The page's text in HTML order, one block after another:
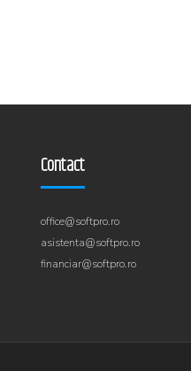
Contact
office@softpro.ro
asistenta@softpro.ro
financiar@softpro.ro